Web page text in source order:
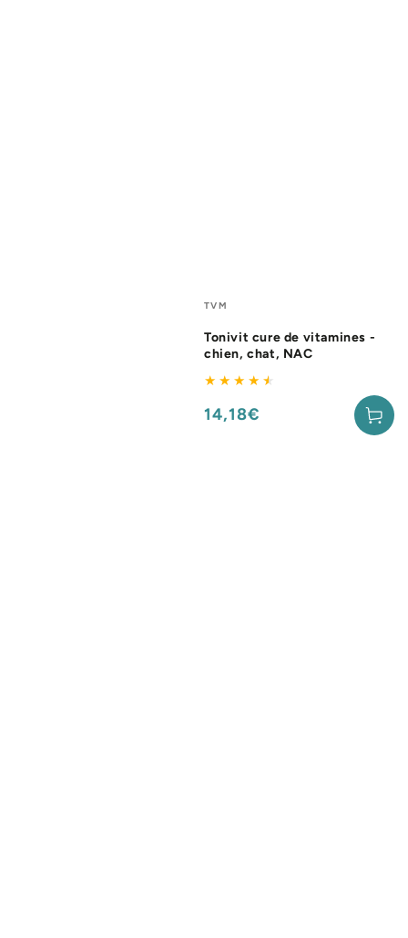
Fournisseur:
TVM
Tonivit cure de vitamines -
chien, chat, NAC
Prix
14,18€